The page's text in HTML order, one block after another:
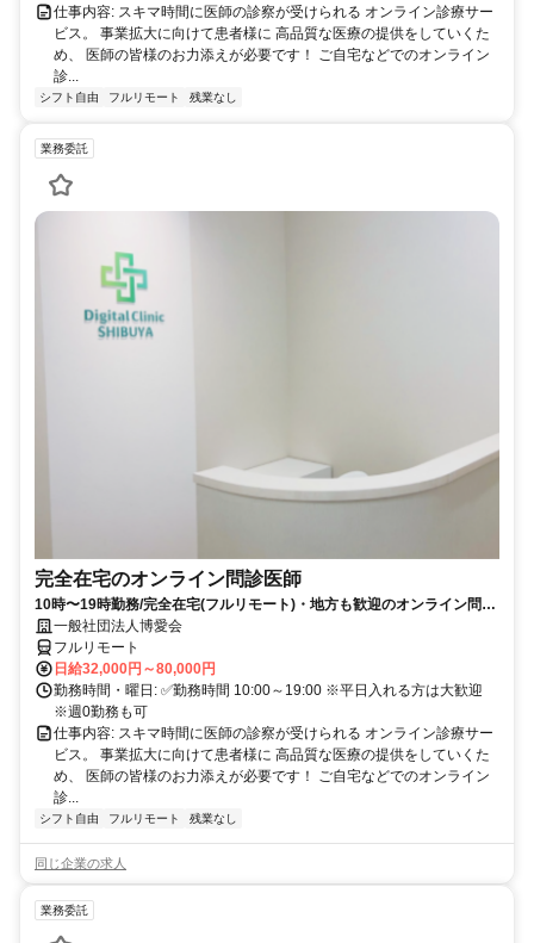
仕事内容: スキマ時間に医師の診察が受けられる オンライン診療サー
ビス。 事業拡大に向けて患者様に 高品質な医療の提供をしていくた
め、 医師の皆様のお力添えが必要です！ ご自宅などでのオンライン
診...
シフト自由 フルリモート 残業なし
業務委託
完全在宅のオンライン問診医師
10時〜19時勤務/完全在宅(フルリモート)・地方も歓迎のオンライン問診
業務一般社団法人博愛会
フルリモート
日給32,000円～80,000円
勤務時間・曜日: ✅勤務時間 10:00～19:00 ※平日入れる方は大歓迎
※週0勤務も可
仕事内容: スキマ時間に医師の診察が受けられる オンライン診療サー
ビス。 事業拡大に向けて患者様に 高品質な医療の提供をしていくた
め、 医師の皆様のお力添えが必要です！ ご自宅などでのオンライン
診...
シフト自由 フルリモート 残業なし
同じ企業の求人
業務委託